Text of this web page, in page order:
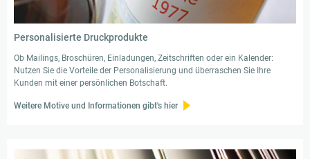
Personalisierte Druckprodukte
Ob Mailings, Broschüren, Einladungen, Zeitschriften oder ein Kalender:
Nutzen Sie die Vorteile der Personalisierung und überraschen Sie Ihre
Kunden mit einer persönlichen Botschaft.
Weitere Motive und Informationen gibt's hier